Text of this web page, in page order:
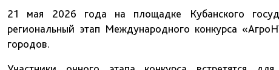
21 мая 2026 года на площадке Кубанского
региональный этап Международного конкурса
городов.